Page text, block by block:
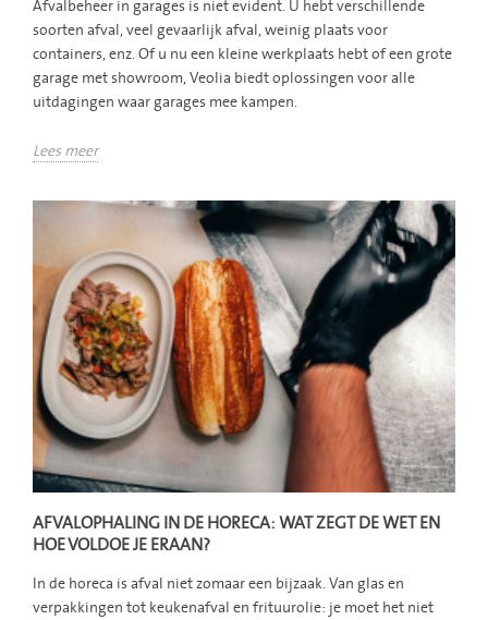
Afvalbeheer in garages is niet evident. U hebt verschillende
soorten afval, veel gevaarlijk afval, weinig plaats voor
containers, enz. Of u nu een kleine werkplaats hebt of een grote
garage met showroom, Veolia biedt oplossingen voor alle
uitdagingen waar garages mee kampen.
Lees meer
AFVALOPHALING IN DE HORECA: WAT ZEGT DE WET EN
HOE VOLDOE JE ERAAN?
In de horeca is afval niet zomaar een bijzaak. Van glas en
verpakkingen tot keukenafval en frituurolie: je moet het niet